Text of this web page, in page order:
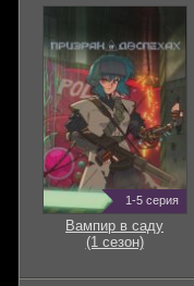
1-5 серия
Вампир в саду
(1 сезон)